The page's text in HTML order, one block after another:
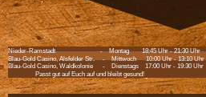
Nieder-Ramstadt - Montag 18:45 Uhr - 21:30 Uhr
Blau-Gold Casino, Alsfelder Str. - Mittwoch 10:00 Uhr - 13:10 Uhr
Blau-Gold Casino, Waldkolonie - Dienstags 17:00 Uhr - 19:30 Uhr
Passt gut auf Euch auf und bleibt gesund!